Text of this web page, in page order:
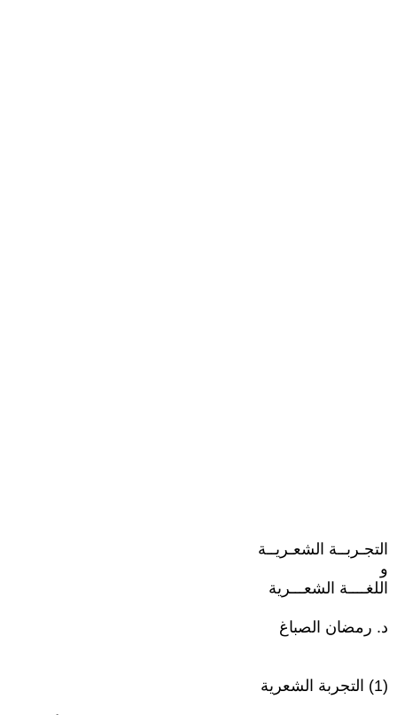
التجـربــة الشعـريــة
و
اللغــــة الشعـــرية
د. رمضان الصباغ
(1) التجربة الشعرية